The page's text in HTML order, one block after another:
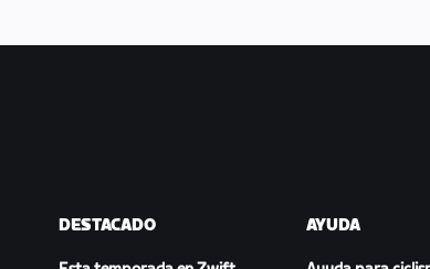
DESTACADO AYUDA